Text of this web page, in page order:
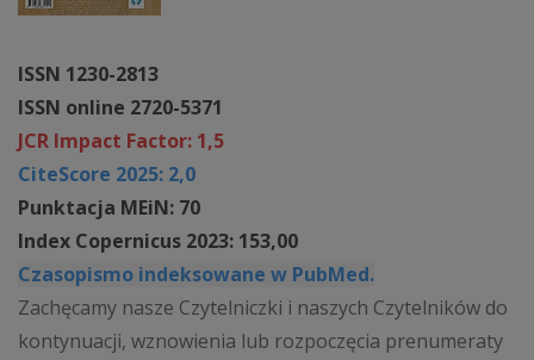
ISSN 1230-2813
ISSN online 2720-5371
JCR Impact Factor: 1,5
CiteScore 2025: 2,0
Punktacja MEiN: 70
Index Copernicus 2023: 153,00
Czasopismo indeksowane w PubMed.
Zachęcamy nasze Czytelniczki i naszych Czytelników do
kontynuacji, wznowienia lub rozpoczęcia prenumeraty